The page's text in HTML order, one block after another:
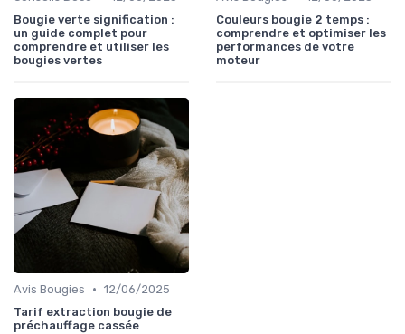
Bougie verte signification :
un guide complet pour
comprendre et utiliser les
bougies vertes
Couleurs bougie 2 temps :
comprendre et optimiser les
performances de votre
moteur
Avis Bougies • 12/06/2025
Tarif extraction bougie de
préchauffage cassée